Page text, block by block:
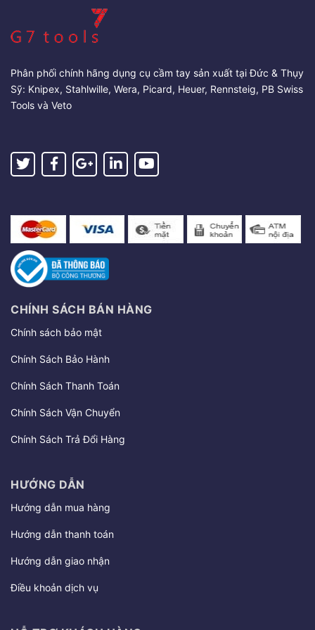
Phân phối chính hãng dụng cụ cầm tay sản xuất tại Đức & Thụy
Sỹ: Knipex, Stahlwille, Wera, Picard, Heuer, Rennsteig, PB Swiss
Tools và Veto
CHÍNH SÁCH BÁN HÀNG
Chính sách bảo mật
Chính Sách Bảo Hành
Chính Sách Thanh Toán
Chính Sách Vận Chuyển
Chính Sách Trả Đổi Hàng
HƯỚNG DẪN
Hướng dẫn mua hàng
Hướng dẫn thanh toán
Hướng dẫn giao nhận
Điều khoản dịch vụ